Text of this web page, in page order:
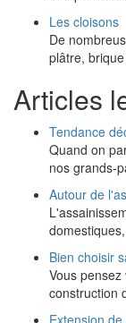
Les cloisons
De
plâtre,
Articles
Tendance
Quand on
nos grands-
Autour de
Bien choisir
Vous
construction
Extension